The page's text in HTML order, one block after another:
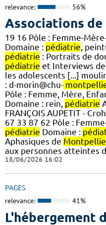
relevance: 56%
Associations
19 16 Pôle : Femme-
Domaine : pédiatrie,
pédiatrie : Portraits de
pédiatrie et Interviews
les adolescents [...]
: d-morin@chu-
Pôle : Femme, Mère,
Domaine : rein, pédiatrie
FRANÇOIS AUPETIT -
67 33 87 62 Pôle :
pédiatrie Domaine :
Aphasiques de
aux personnes atteintes
18/06/2026 16:02
PAGES
relevance: 41%
L'hébergement